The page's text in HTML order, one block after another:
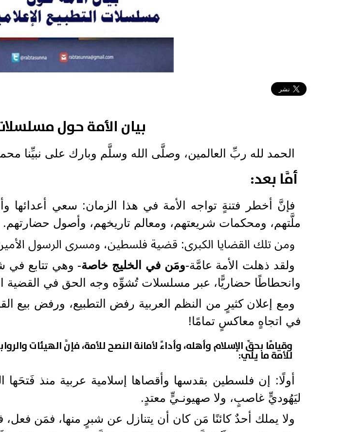
بيان الأمة حول
الحمد لله ربِّ العالمين، وصلَّى الله وسلَّم وبارك على نبيِّنا
أمَّا بعد:
فإنَّ أخطر فتنةٍ تواجه الأمة في هذا الزمان: سعي أعدائها
ملَّتهم، ومحكمات شريعتهم، ومعالم تاريخهم، وأصول حضارتهم.
ومن تلك القضايا الكبرى: قضية فلسطين، ومسرى الرسول
ولقد ذهلت الأمة عامَّة-ومَن في الخليج خاصة- وهي تتابع في
وانحطاطًا حضاريًّا، عبر مسلسلات تُشوِّه وجه الحق في القضية
ومع إعلان كثيرٍ من النظم العربية رفض التطبيع، ورفض بيع
في اتجاهٍ معاكسٍ تمامًا!
وقيامًا بحقِّ الإسلام وأهله، وأداءً لأمانة النصح للأمة، فإنَّ الهيئات
للأمة ما يلي:
أولًا: إن فلسطين بقدسها وأقصاها إسلامية عربية منذ فَتحَها
ليَهُوديٍّ غاصبٍ، ولا صهيونـيٍّ معتدٍ.
ولا يملك أحدٌ كائنًا مَن كان أن يتنازل عن شبرٍ منها، فمَن فعل،